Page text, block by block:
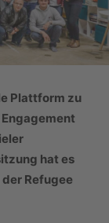
Plattform zu
hat es
Refugee